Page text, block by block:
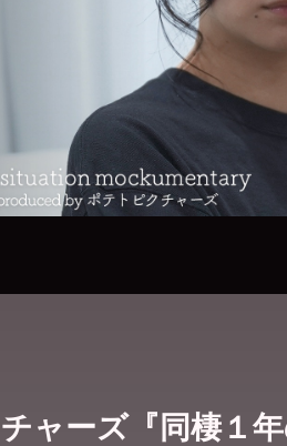
ャーズ『同棲１